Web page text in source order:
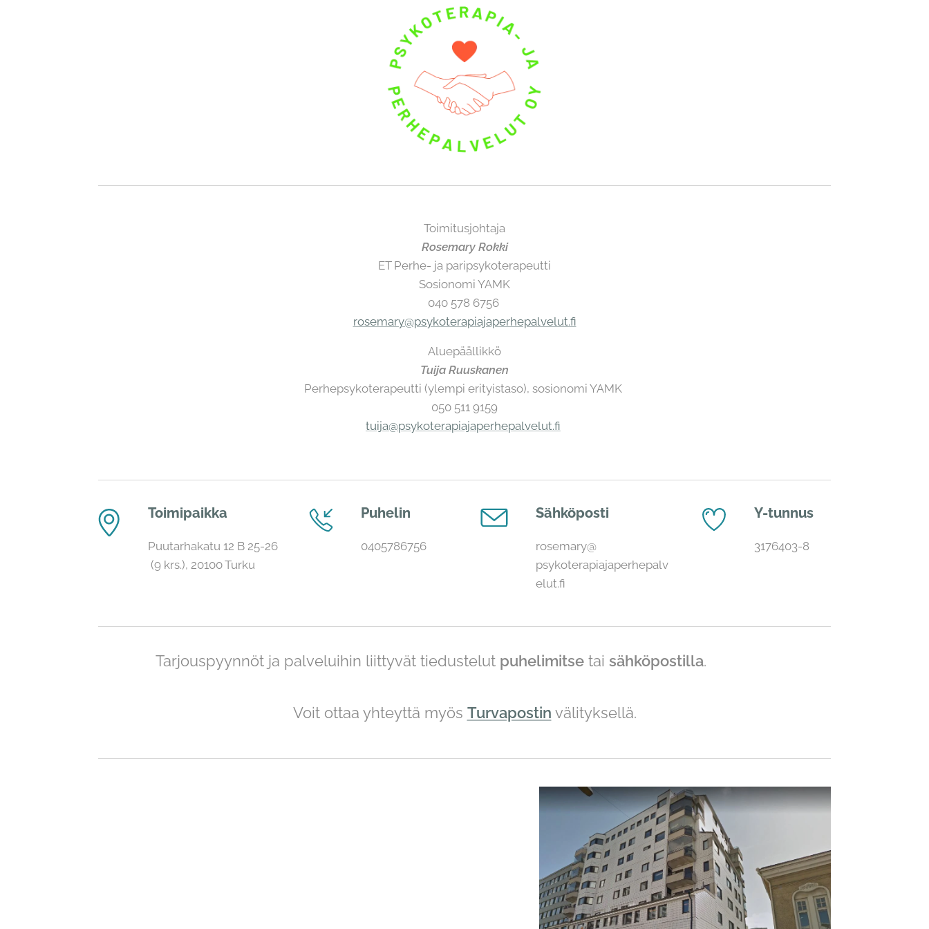
Toimitusjohtaja
Rosemary Rokki
ET Perhe- ja paripsykoterapeutti
Sosionomi YAMK
040 578 6756
rosemary@psykoterapiajaperhepalvelut.fi
Aluepäällikkö
Tuija Ruuskanen
Perhepsykoterapeutti (ylempi erityistaso), sosionomi YAMK
050 511 9159
tuija@psykoterapiajaperhepalvelut.fi
Toimipaikka
Puutarhakatu 12 B 25-26
(9 krs.), 20100 Turku
Puhelin
0405786756
Sähköposti
rosemary@
psykoterapiajaperhepalv
elut.fi
Y-tunnus
3176403-8
Tarjouspyynnöt ja palveluihin liittyvät tiedustelut puhelimitsetai sähköpostilla.
Voit ottaa yhteyttä myös Turvapostin välityksellä.